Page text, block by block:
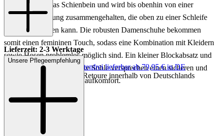
reicht bis über das Schienbein und wird bis obenhin von einer
lässigen Schnürung zusammengehalten, die oben zu einer Schleife
gebunden werden kann. Die robusten Damenschuhe bekommen
somit einen femininen Touch, sodass eine Kombination mit Kleidern
sowie Hosen problemlos möglich sind. Ein kleiner Blockabsatz und
eine rutschfeste, profilstarke Sohle versprechen einen sicheren und
festen Halt sowie hohen Laufkomfort.
Innenmaterial: Textil
Lieferzeit: 2-3 Werktage
Keine Versandkosten:
kostenfrei lieferbar ab 79,95 € in DE
Einfache und Kostenlose Retoure innerhalb von Deutschlands
Unsere Pflegeempfehlung